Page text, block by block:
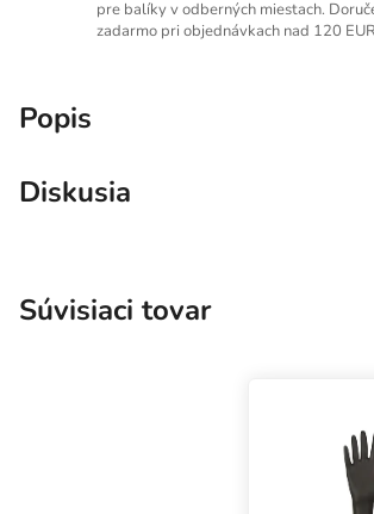
pre balíky v odberných miestach.
zadarmo pri objednávkach nad 120 EUR
Popis
Diskusia
Súvisiaci tovar